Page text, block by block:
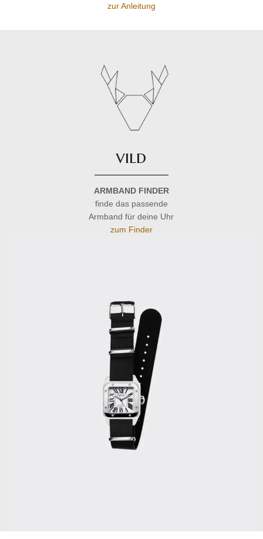
zur Anleitung
vild
ARMBAND FINDER
finde das passende
Armband für deine Uhr
zum Finder